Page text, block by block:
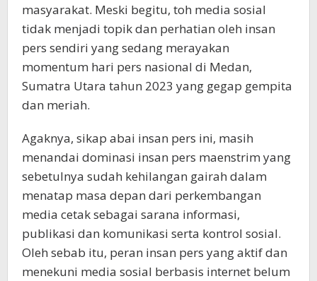
masyarakat. Meski begitu, toh media sosial
tidak menjadi topik dan perhatian oleh insan
pers sendiri yang sedang merayakan
momentum hari pers nasional di Medan,
Sumatra Utara tahun 2023 yang gegap gempita
dan meriah.
Agaknya, sikap abai insan pers ini, masih
menandai dominasi insan pers maenstrim yang
sebetulnya sudah kehilangan gairah dalam
menatap masa depan dari perkembangan
media cetak sebagai sarana informasi,
publikasi dan komunikasi serta kontrol sosial.
Oleh sebab itu, peran insan pers yang aktif dan
menekuni media sosial berbasis internet belum